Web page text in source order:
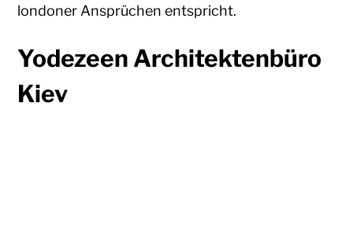
londoner Ansprüchen entspricht.
Yodezeen Architektenbüro
Kiev